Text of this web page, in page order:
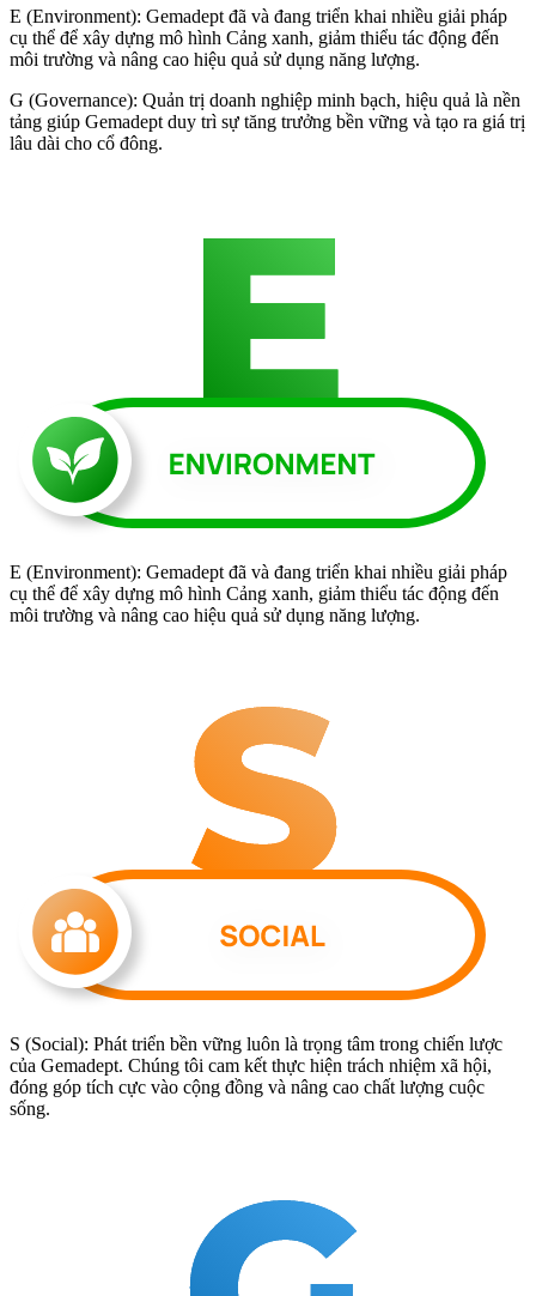
E (Environment): Gemadept đã và đang triển khai nhiều giải pháp
cụ thể để xây dựng mô hình Cảng xanh, giảm thiểu tác động đến
môi trường và nâng cao hiệu quả sử dụng năng lượng.
G (Governance): Quản trị doanh nghiệp minh bạch, hiệu quả là nền
tảng giúp Gemadept duy trì sự tăng trưởng bền vững và tạo ra giá trị
lâu dài cho cổ đông.
E (Environment): Gemadept đã và đang triển khai nhiều giải pháp
cụ thể để xây dựng mô hình Cảng xanh, giảm thiểu tác động đến
môi trường và nâng cao hiệu quả sử dụng năng lượng.
S (Social): Phát triển bền vững luôn là trọng tâm trong chiến lược
của Gemadept. Chúng tôi cam kết thực hiện trách nhiệm xã hội,
đóng góp tích cực vào cộng đồng và nâng cao chất lượng cuộc
sống.